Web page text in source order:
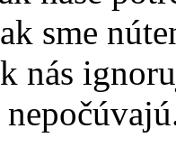
sme
nás